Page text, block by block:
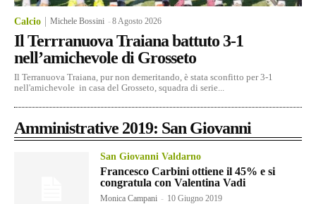
Calcio Michele Bossini -8 Agosto 2026
Il Terrranuova Traiana battuto 3-1
nell’amichevole di Grosseto
Il Terranuova Traiana, pur non demeritando, è stata sconfitto per 3-1
nell'amichevole in casa del Grosseto, squadra di serie...
Amministrative 2019: San Giovanni
San Giovanni Valdarno
Francesco Carbini ottiene il 45% e si
congratula con Valentina Vadi
Monica Campani - 10 Giugno 2019